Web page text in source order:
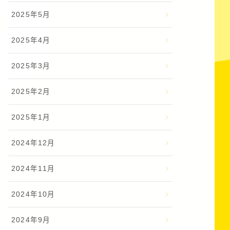
2025年5月
2025年4月
2025年3月
2025年2月
2025年1月
2024年12月
2024年11月
2024年10月
2024年9月